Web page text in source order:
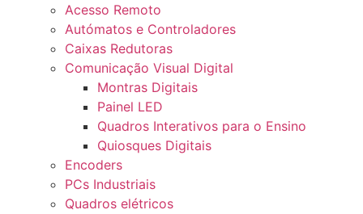
Acesso Remoto
Autómatos e Controladores
Caixas Redutoras
Comunicação Visual Digital
Montras Digitais
Painel LED
Quadros Interativos para o Ensino
Quiosques Digitais
Encoders
PCs Industriais
Quadros elétricos